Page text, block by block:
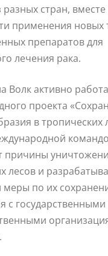
стран, вместе
применения новых
препаратов для
лечения рака.
Волк активно
проекта
в тропических
причины
лесов и
меры по их
с государственными